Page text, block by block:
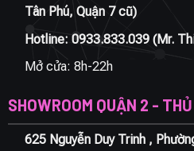
Tân Phú, Quận 7 cũ)
Hotline: 0933.833.039(Mr.
Mở cửa: 8h-22h
SHOWROOM QUẬN 2 -
625 Nguyễn Duy Trinh ,